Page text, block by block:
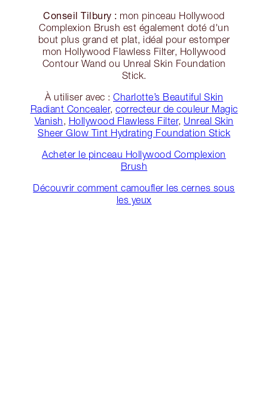
Conseil Tilbury : mon pinceau Hollywood
Complexion Brush est également doté d'un
bout plus grand et plat, idéal pour estomper
mon Hollywood Flawless Filter, Hollywood
Contour Wand ou Unreal Skin Foundation
Stick.
À utiliser avec : Charlotte’s Beautiful Skin
Radiant Concealer, correcteur de couleur Magic
Vanish, Hollywood Flawless Filter, Unreal Skin
Sheer Glow Tint Hydrating Foundation Stick
Acheter le pinceau Hollywood Complexion
Brush
Découvrir comment camoufler les cernes sous
les yeux